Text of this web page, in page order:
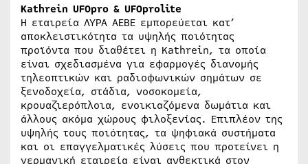
Kathrein UFOpro & UFOprolite
Η εταιρεία ΛΥΡΑ ΑΕΒΕ εμπορεύεται κατ’
αποκλειστικότητα τα υψηλής ποιότητας
προϊόντα που διαθέτει η Kathrein, τα οποία
είναι σχεδιασμένα για εφαρμογές διανομής
τηλεοπτικών και ραδιοφωνικών σημάτων σε
ξενοδοχεία, στάδια, νοσοκομεία,
κρουαζιερόπλοια, ενοικιαζόμενα δωμάτια και
άλλους ακόμα χώρους φιλοξενίας. Επιπλέον της
υψηλής τους ποιότητας, τα ψηφιακά συστήματα
και οι επαγγελματικές λύσεις που προτείνει η
γερμανική εταιρεία είναι ανθεκτικά στον